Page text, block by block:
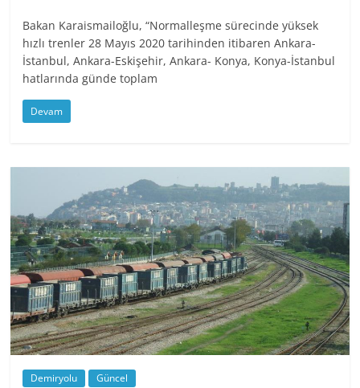
Bakan Karaismailoğlu, “Normalleşme sürecinde yüksek
hızlı trenler 28 Mayıs 2020 tarihinden itibaren Ankara-
İstanbul, Ankara-Eskişehir, Ankara- Konya, Konya-İstanbul
hatlarında günde toplam
Devam
Demiryolu Güncel